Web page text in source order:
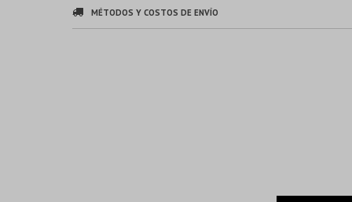
MÉTODOS Y COSTOS DE ENVÍO